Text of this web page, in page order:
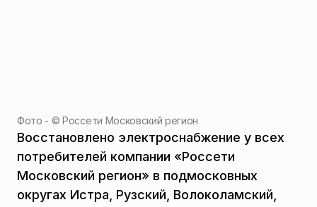
Фото - ©Россети Московский регион
Восстановлено электроснабжение у всех
потребителей компании «Россети
Московский регион» в подмосковных
округах Истра, Рузский, Волоколамский,